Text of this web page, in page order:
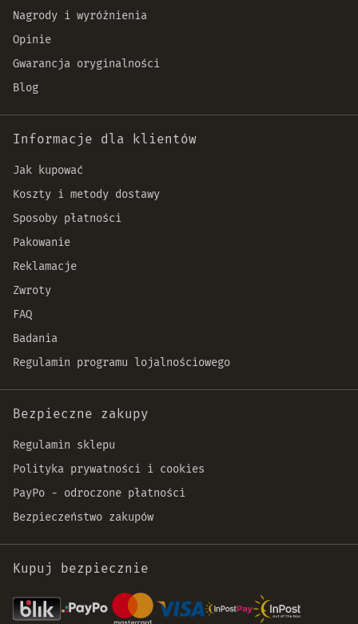
Nagrody i wyróżnienia
Opinie
Gwarancja oryginalności
Blog
Informacje dla klientów
Jak kupować
Koszty i metody dostawy
Sposoby płatności
Pakowanie
Reklamacje
Zwroty
FAQ
Badania
Regulamin programu lojalnościowego
Bezpieczne zakupy
Regulamin sklepu
Polityka prywatności i cookies
PayPo - odroczone płatności
Bezpieczeństwo zakupów
Kupuj bezpiecznie